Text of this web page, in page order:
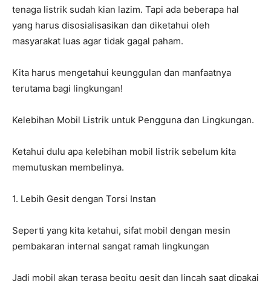
tenaga listrik sudah kian lazim. Tapi ada beberapa hal
yang harus disosialisasikan dan diketahui oleh
masyarakat luas agar tidak gagal paham.
Kita harus mengetahui keunggulan dan manfaatnya
terutama bagi lingkungan!
Kelebihan Mobil Listrik untuk Pengguna dan Lingkungan.
Ketahui dulu apa kelebihan mobil listrik sebelum kita
memutuskan membelinya.
1. Lebih Gesit dengan Torsi Instan
Seperti yang kita ketahui, sifat mobil dengan mesin
pembakaran internal sangat ramah lingkungan
Jadi mobil akan terasa begitu gesit dan lincah saat dipakai